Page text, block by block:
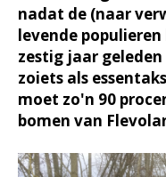
nadat de (naar
levende
zestig jaar
zoiets als
moet zo'n 90
bomen van